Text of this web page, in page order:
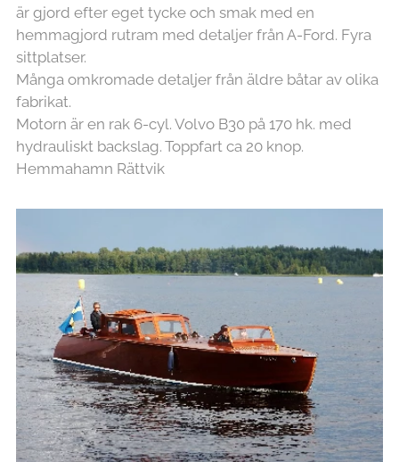
är gjord efter eget tycke och smak med en
hemmagjord rutram med detaljer från A-Ford. Fyra
sittplatser.
Många omkromade detaljer från äldre båtar av olika
fabrikat.
Motorn är en rak 6-cyl. Volvo B30 på 170 hk. med
hydrauliskt backslag. Toppfart ca 20 knop.
Hemmahamn Rättvik